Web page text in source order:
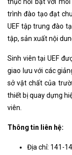
thục nổi bật với
trình đào tạo đạt
UEF tập trung đào
tập, sản xuất nội
Sinh viên tại UEF
giao lưu với các
sở vật chất của
thiết bị quay dựng
viên.
Thông tin liên hệ:
Địa chỉ: 141-